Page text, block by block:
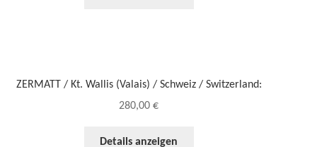
ZERMATT / Kt. Wallis (Valais) / Schweiz / Switzerland:
280,00€
Details anzeigen